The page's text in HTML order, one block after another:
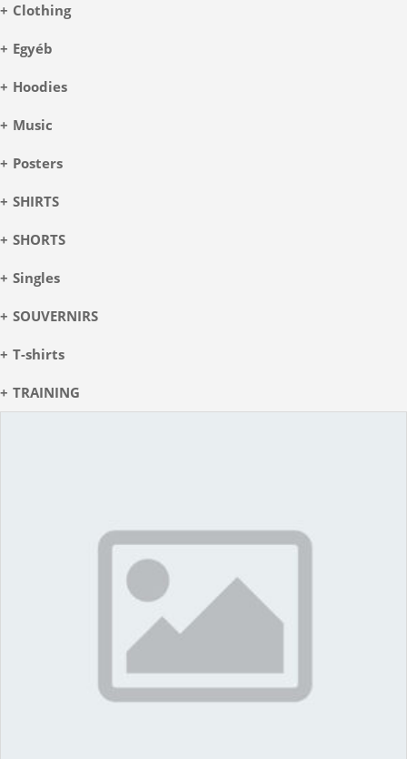
Clothing
Egyéb
Hoodies
Music
Posters
SHIRTS
SHORTS
Singles
SOUVERNIRS
T-shirts
TRAINING